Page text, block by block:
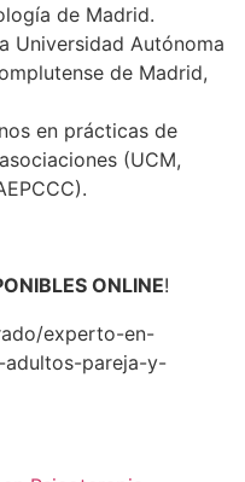
de Madrid.
Universidad Autónoma
de Madrid,
en prácticas de
(UCM,
ONLINE!
experto-en-
pareja-y-